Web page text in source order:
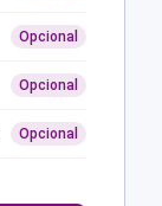
Opcional
Opcional
Opcional